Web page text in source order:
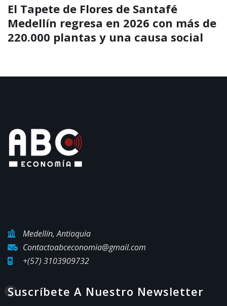
El silletero marioneta gigante de Los
Molinos impulsa el turismo y la
economía cultural durante la Feria
Medellín, Antioquia
Contactoabceconomia@gmail.com